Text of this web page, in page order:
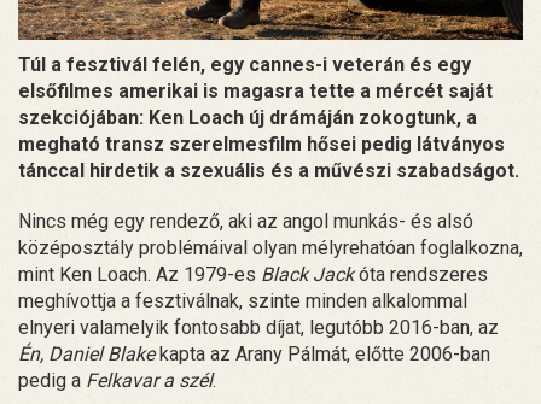
Túl a fesztivál felén, egy cannes-i veterán és egy
elsőfilmes amerikai is magasra tette a mércét saját
szekciójában: Ken Loach új drámáján zokogtunk, a
megható transz szerelmesfilm hősei pedig látványos
tánccal hirdetik a szexuális és a művészi szabadságot.
Nincs még egy rendező, aki az angol munkás- és alsó
középosztály problémáival olyan mélyrehatóan foglalkozna,
mint Ken Loach. Az 1979-es Black Jackóta rendszeres
meghívottja a fesztiválnak, szinte minden alkalommal
elnyeri valamelyik fontosabb díjat, legutóbb 2016-ban, az
Én, Daniel Blakekapta az Arany Pálmát, előtte 2006-ban
pedig a Felkavar a szél.